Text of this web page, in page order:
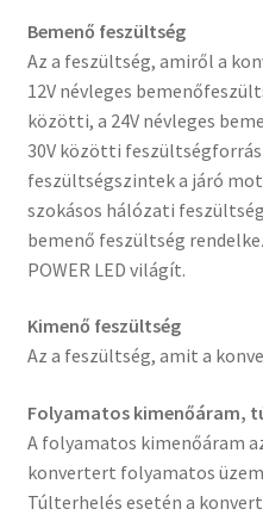
Bemenő feszültség
Az a feszültség, amiről a
12V névleges
közötti, a 24V névleges
30V közötti
feszültségszintek a járó
szokásos hálózati
bemenő feszültség
POWER LED világít.
Kimenő feszültség
Az a feszültség, amit a
Folyamatos kimenőáram,
A folyamatos kimenőáram
konvertert folyamatos
Túlterhelés esetén a